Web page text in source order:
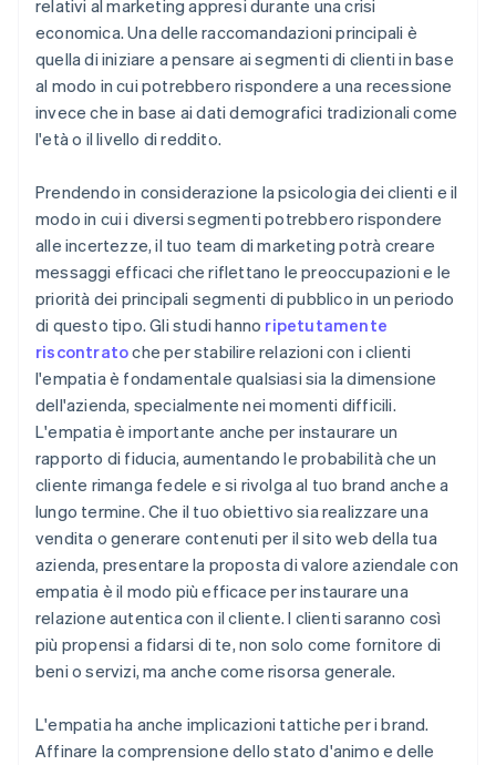
relativi al marketing appresi durante una crisi
economica. Una delle raccomandazioni principali è
quella di iniziare a pensare ai segmenti di clienti in base
al modo in cui potrebbero rispondere a una recessione
invece che in base ai dati demografici tradizionali come
l'età o il livello di reddito.
Prendendo in considerazione la psicologia dei clienti e il
modo in cui i diversi segmenti potrebbero rispondere
alle incertezze, il tuo team di marketing potrà creare
messaggi efficaci che riflettano le preoccupazioni e le
priorità dei principali segmenti di pubblico in un periodo
di questo tipo. Gli studi hanno ripetutamente
riscontratoche per stabilire relazioni con i clienti
l'empatia è fondamentale qualsiasi sia la dimensione
dell'azienda, specialmente nei momenti difficili.
L'empatia è importante anche per instaurare un
rapporto di fiducia, aumentando le probabilità che un
cliente rimanga fedele e si rivolga al tuo brand anche a
lungo termine. Che il tuo obiettivo sia realizzare una
vendita o generare contenuti per il sito web della tua
azienda, presentare la proposta di valore aziendale con
empatia è il modo più efficace per instaurare una
relazione autentica con il cliente. I clienti saranno così
più propensi a fidarsi di te, non solo come fornitore di
beni o servizi, ma anche come risorsa generale.
L'empatia ha anche implicazioni tattiche per i brand.
Affinare la comprensione dello stato d'animo e delle